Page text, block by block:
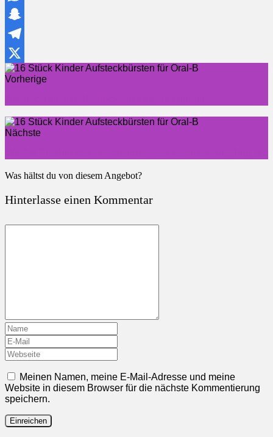
WhatsApp
Snapchat
Telegram
X
Vorherige
Nächste
Was hältst du von diesem Angebot?
Hinterlasse einen Kommentar
Meinen Namen, meine E-Mail-Adresse und meine
Website in diesem Browser für die nächste Kommentierung
speichern.